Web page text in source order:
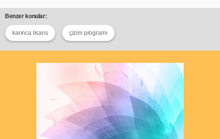
Benzer konular:
karınca lisans çizim programı